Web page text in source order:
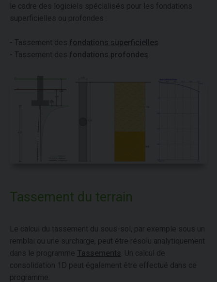
le cadre des logiciels spécialisés pour les fondations
superficielles ou profondes :
- Tassement des fondations superficielles
- Tassement des fondations profondes
Tassement du terrain
Le calcul du tassement du sous-sol, par exemple sous un
remblai ou une surcharge, peut être résolu analytiquement
dans le programme Tassements . Un calcul de
consolidation 1D peut également être effectué dans ce
programme.